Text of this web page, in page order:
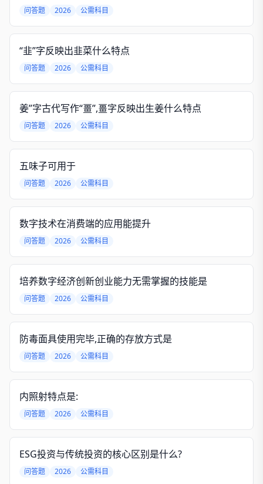
问答题 2026 公需科目
“韭”字反映出韭菜什么特点
问答题 2026 公需科目
姜”字古代写作“畺”,畺字反映出生姜什么特点
问答题 2026 公需科目
五味子可用于
问答题 2026 公需科目
数字技术在消费端的应用能提升
问答题 2026 公需科目
培养数字经济创新创业能力无需掌握的技能是
问答题 2026 公需科目
防毒面具使用完毕,正确的存放方式是
问答题 2026 公需科目
内照射特点是:
问答题 2026 公需科目
ESG投资与传统投资的核心区别是什么?
问答题 2026 公需科目